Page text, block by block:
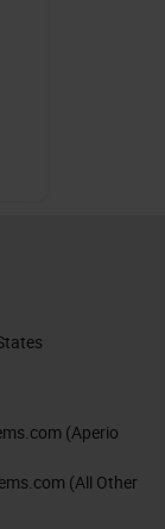
(Aperio
(All Other